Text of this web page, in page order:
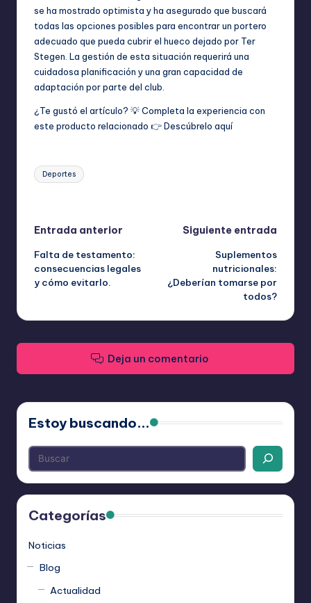
se ha mostrado optimista y ha asegurado que buscará
todas las opciones posibles para encontrar un portero
adecuado que pueda cubrir el hueco dejado por Ter
Stegen. La gestión de esta situación requerirá una
cuidadosa planificación y una gran capacidad de
adaptación por parte del club.
¿Te gustó el artículo? 💡 Completa la experiencia con
este producto relacionado 👉Descúbrelo aquí
Etiquetas:
Deportes
Navegación
de
entradas
Entrada anterior
Falta de testamento:
consecuencias legales
y cómo evitarlo.
Siguiente entrada
Suplementos
nutricionales:
¿Deberían tomarse por
todos?
Deja un comentario
Estoy buscando...
Categorías
Noticias
Blog
Actualidad